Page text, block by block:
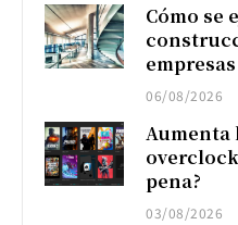
Cómo se
empresas
06/08/2026
Aumenta
pena?
03/08/2026